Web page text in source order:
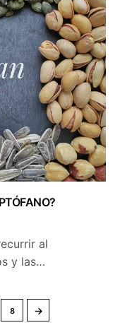
al
y las…
8 →